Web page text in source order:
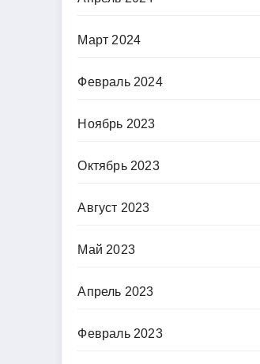
Март 2024
Февраль 2024
Ноябрь 2023
Октябрь 2023
Август 2023
Май 2023
Апрель 2023
Февраль 2023